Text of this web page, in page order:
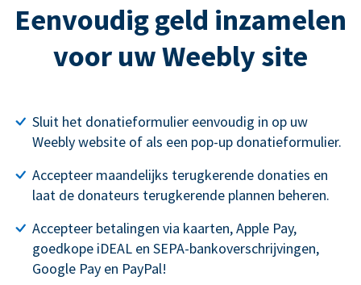
Eenvoudig geld inzamelen
voor uw Weebly site
Sluit het donatieformulier eenvoudig in op uw
Weebly website of als een pop-up donatieformulier.
Accepteer maandelijks terugkerende donaties en
laat de donateurs terugkerende plannen beheren.
Accepteer betalingen via kaarten, Apple Pay,
goedkope iDEAL en SEPA-bankoverschrijvingen,
Google Pay en PayPal!